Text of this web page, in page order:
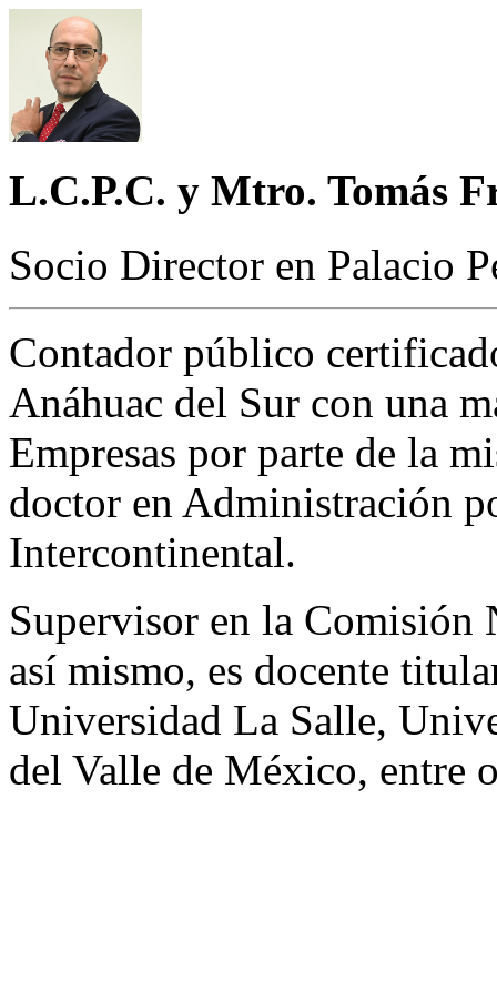
L.C.P.C. y Mtro. Tomás
Socio Director en Palacio
Contador público
Anáhuac del Sur con una
Empresas por parte de la
doctor en Administración
Intercontinental.
Supervisor en la Comisión
así mismo, es docente
Universidad La Salle,
del Valle de México, entre